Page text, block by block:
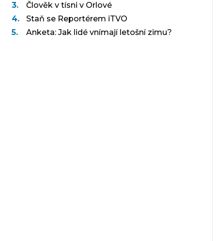
Člověk v tísni v Orlové
Staň se Reportérem iTVO
Anketa: Jak lidé vnímají letošní zimu?